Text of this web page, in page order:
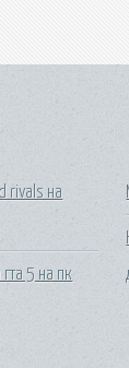
rivals на
5 на пк